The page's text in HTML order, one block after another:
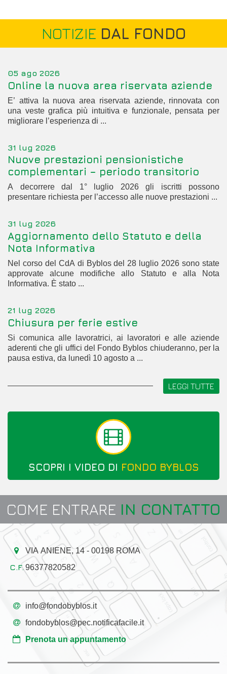
NOTIZIE DAL FONDO
05 ago 2026
Online la nuova area riservata aziende
E’ attiva la nuova area riservata aziende, rinnovata con
una veste grafica più intuitiva e funzionale, pensata per
migliorare l’esperienza di ...
31 lug 2026
Nuove prestazioni pensionistiche
complementari – periodo transitorio
A decorrere dal 1° luglio 2026 gli iscritti possono
presentare richiesta per l’accesso alle nuove prestazioni ...
31 lug 2026
Aggiornamento dello Statuto e della
Nota Informativa
Nel corso del CdA di Byblos del 28 luglio 2026 sono state
approvate alcune modifiche allo Statuto e alla Nota
Informativa. È stato ...
21 lug 2026
Chiusura per ferie estive
Si comunica alle lavoratrici, ai lavoratori e alle aziende
aderenti che gli uffici del Fondo Byblos chiuderanno, per la
pausa estiva, da lunedì 10 agosto a ...
LEGGI TUTTE
SCOPRI I VIDEO DI FONDO BYBLOS
COME ENTRARE IN CONTATTO
VIA ANIENE, 14 - 00198 ROMA
96377820582
info@fondobyblos.it
fondobyblos@pec.notificafacile.it
Prenota un appuntamento